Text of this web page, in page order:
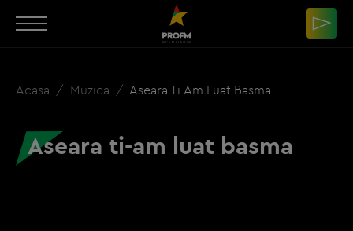
Acasa Muzica Aseara Ti-Am Luat Basma
Aseara ti-am luat basma